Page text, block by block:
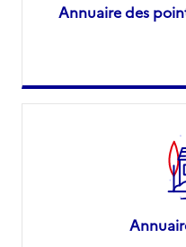
Annuaire des